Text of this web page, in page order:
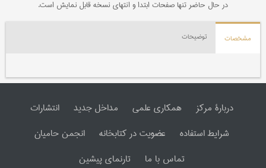
در حال حاضر تنها صفحات ابتدا و انتهای نسخه قابل نمایش است.
مشخصات توضیحات
دربارۀ مرکز همکاری علمی مداخل جدید
انتشارات
شرایط استفاده
عضویت در کتابخانه
انجمن حامیان
تماس با ما
تارنمای پیشین